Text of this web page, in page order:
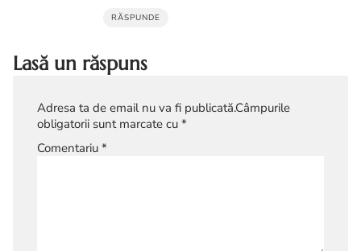
RĂSPUNDE
Lasă un răspuns
Adresa ta de email nu va fi publicată.Câmpurile
obligatorii sunt marcate cu *
Comentariu *